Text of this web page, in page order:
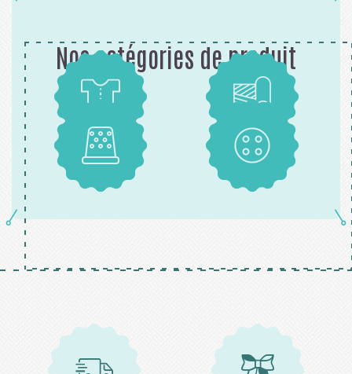
Nos catégories de produit
Patrons Tissus
Mercerie Boutons